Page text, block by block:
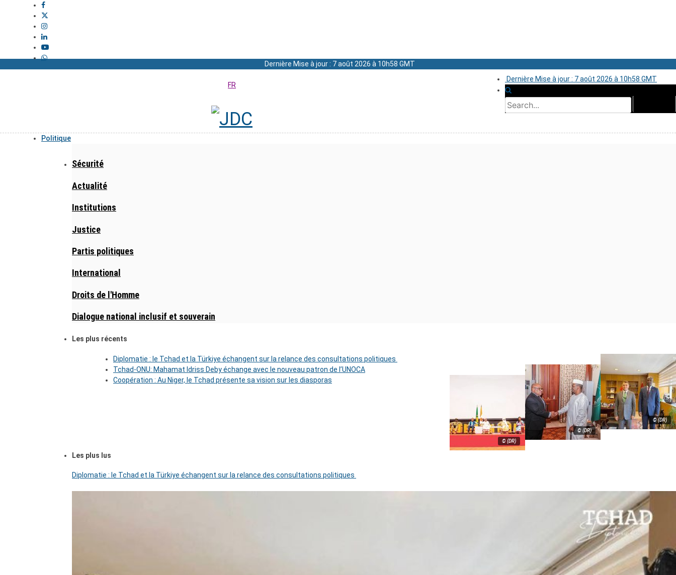
Dernière Mise à jour : 7 août 2026 à 10h58 GMT
Dernière Mise à jour : 7 août 2026 à 10h58 GMT
FR
Politique
Sécurité
Actualité
Institutions
Justice
Partis politiques
International
Droits de l'Homme
Dialogue national inclusif et souverain
Les plus récents
© (DR)
Diplomatie : le Tchad et la Türkiye échangent sur la relance des consultations politiques
© (DR)
Tchad-ONU: Mahamat Idriss Deby échange avec le nouveau patron de l’UNOCA
© (DR)
Coopération : Au Niger, le Tchad présente sa vision sur les diasporas
Les plus lus
Diplomatie : le Tchad et la Türkiye échangent sur la relance des consultations politiques